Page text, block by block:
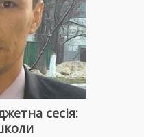
сесія: